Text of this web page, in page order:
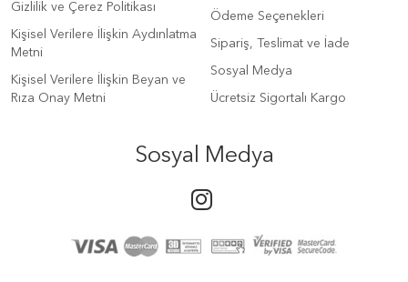
Gizlilik ve Çerez Politikası
Kişisel Verilere İlişkin Aydınlatma
Metni
Kişisel Verilere İlişkin Beyan ve
Rıza Onay Metni
Ödeme Seçenekleri
Sipariş, Teslimat ve İade
Sosyal Medya
Ücretsiz Sigortalı Kargo
Sosyal Medya